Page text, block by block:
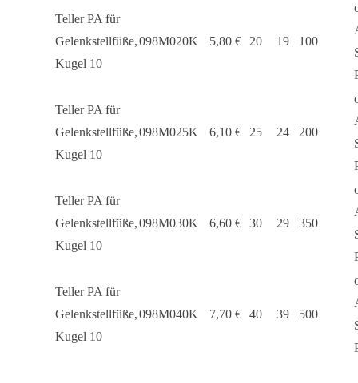
Teller PA für
Gelenkstellfüße,
Kugel 10
098M020K 5,80 € 20 19 100
Teller PA für
Gelenkstellfüße,
Kugel 10
098M025K 6,10 € 25 24 200
Teller PA für
Gelenkstellfüße,
Kugel 10
098M030K 6,60 € 30 29 350
Teller PA für
Gelenkstellfüße,
Kugel 10
098M040K 7,70 € 40 39 500